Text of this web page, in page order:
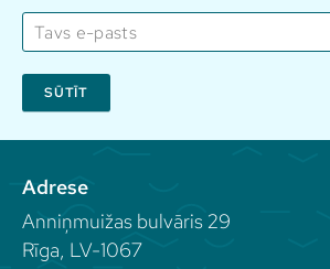
SŪTĪT
Adrese
Anniņmuižas bulvāris 29
Rīga, LV-1067